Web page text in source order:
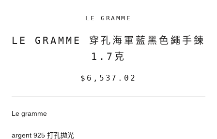
LE GRAMME
LE GRAMME 穿孔海軍藍黑色繩手鍊
1.7克
$6,537.02
Le gramme
argent 925 打孔拋光